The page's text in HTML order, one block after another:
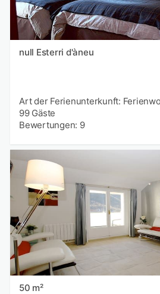
null Esterri d'àneu
Art der Ferienunterkunft:
99 Gäste
Bewertungen: 9
50 m²